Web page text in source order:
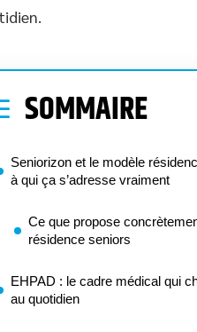
SOMMAIRE
Seniorizon et le modèle
à qui ça s’adresse vraiment
Ce que propose
résidence seniors
EHPAD : le cadre médical qui
au quotidien